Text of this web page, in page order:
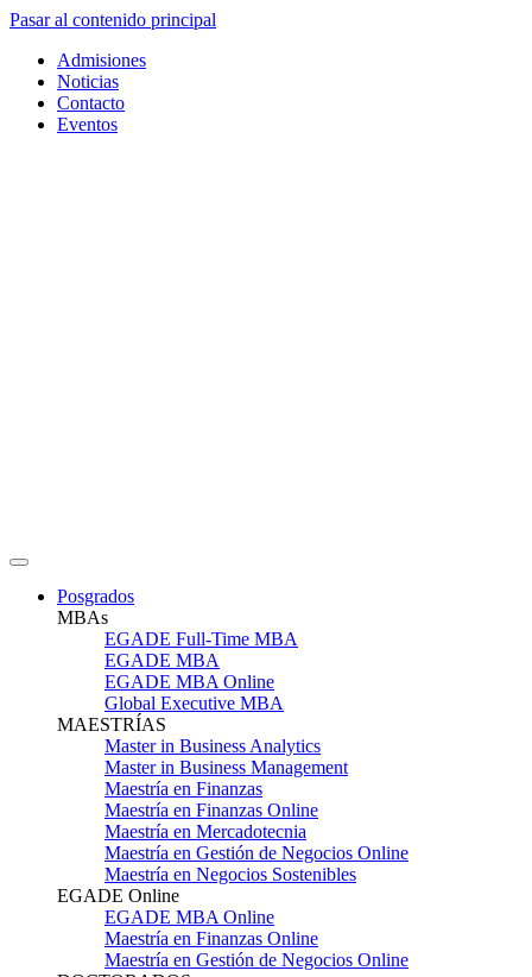
Pasar al contenido principal
Admisiones
Noticias
Contacto
Eventos
Posgrados
MBAs
EGADE Full-Time MBA
EGADE MBA
EGADE MBA Online
Global Executive MBA
MAESTRÍAS
Master in Business Analytics
Master in Business Management
Maestría en Finanzas
Maestría en Finanzas Online
Maestría en Mercadotecnia
Maestría en Gestión de Negocios Online
Maestría en Negocios Sostenibles
EGADE Online
EGADE MBA Online
Maestría en Finanzas Online
Maestría en Gestión de Negocios Online